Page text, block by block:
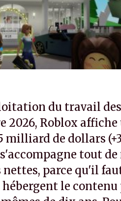
le reste.P.
du travail
2026, Roblox affiche
milliard de dollars
tout de
parce qu'il
le contenu